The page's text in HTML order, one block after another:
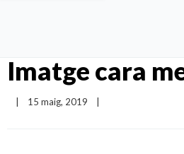
Imatge cara
15 maig, 2019